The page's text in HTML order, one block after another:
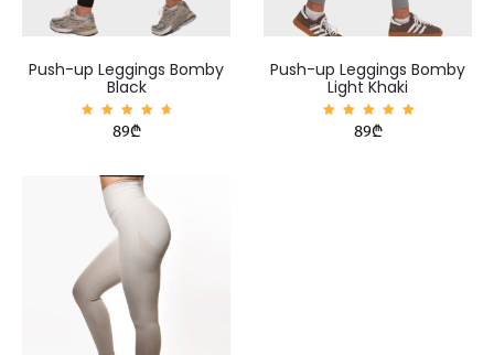
Push-up Leggings Bomby
Black
შეფასე
ბა
89₾
Push-up Leggings Bomby
Light Khaki
შეფასე
ბა
89₾